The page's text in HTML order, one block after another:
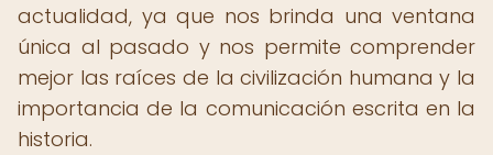
actualidad, ya que nos brinda una ventana
única al pasado y nos permite comprender
mejor las raíces de la civilización humana y la
importancia de la comunicación escrita en la
historia.